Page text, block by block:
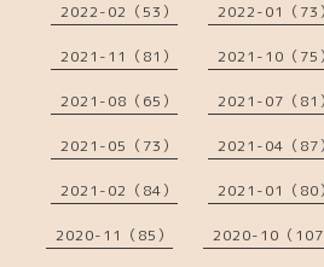
2022-02（53） 2022-01（73）
2021-11（81） 2021-10（75）
2021-08（65） 2021-07（81）
2021-05（73） 2021-04（87）
2021-02（84） 2021-01（80）
2020-11（85） 2020-10（107